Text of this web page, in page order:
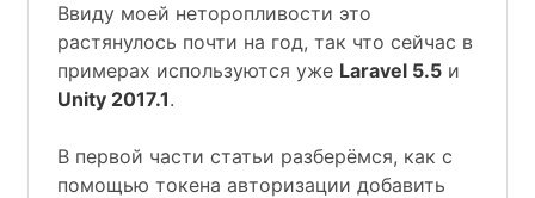
Ввиду моей неторопливости это
растянулось почти на год, так что сейчас в
примерах используются уже Laravel 5.5 и
Unity 2017.1.
В первой части статьи разберёмся, как с
помощью токена авторизации добавить